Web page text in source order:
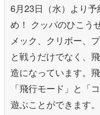
6月23日（水）より
め！ クッパのひこう
メック、クリボー、
と戦うだけでなく、
造になっています。
「飛行モード」と「
遊ぶことができます。